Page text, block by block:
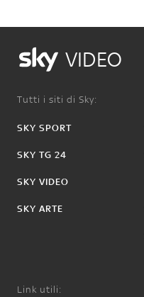
VIDEO
Tutti i siti di Sky:
SKY SPORT
SKY TG 24
SKY VIDEO
SKY ARTE
Link utili: